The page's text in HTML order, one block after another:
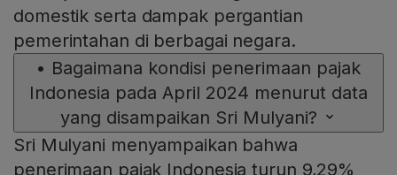
domestik serta dampak pergantian
pemerintahan di berbagai negara.
• Bagaimana kondisi penerimaan pajak
Indonesia pada April 2024 menurut data
yang disampaikan Sri Mulyani?
Sri Mulyani menyampaikan bahwa
penerimaan pajak Indonesia turun 9,29%